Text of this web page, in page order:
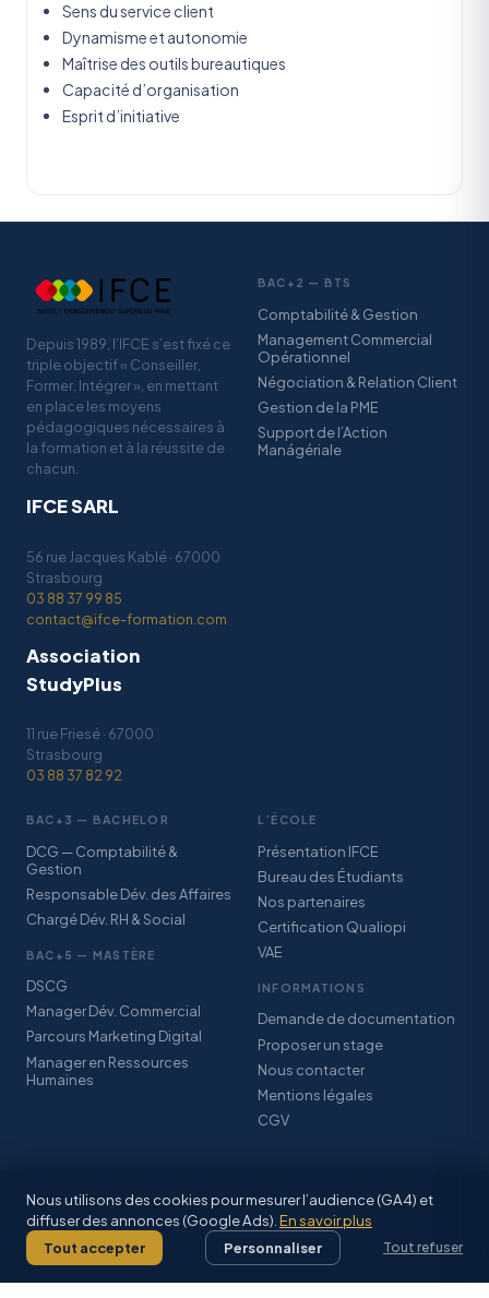
Sens du service client
Dynamisme et autonomie
Maîtrise des outils bureautiques
Capacité d’organisation
Esprit d’initiative
Depuis 1989, l’IFCE s’est fixé ce
triple objectif « Conseiller,
Former, Intégrer », en mettant
en place les moyens
pédagogiques nécessaires à
la formation et à la réussite de
chacun.
IFCE SARL
56 rue Jacques Kablé · 67000
Strasbourg
03 88 37 99 85
contact@ifce-formation.com
Association
StudyPlus
11 rue Friesé · 67000
Strasbourg
03 88 37 82 92
BAC+2 — BTS
Comptabilité & Gestion
Management Commercial
Opérationnel
Négociation & Relation Client
Gestion de la PME
Support de l’Action
Manágériale
BAC+3 — BACHELOR
DCG — Comptabilité &
Gestion
Responsable Dév. des Affaires
Chargé Dév. RH & Social
BAC+5 — MASTÈRE
DSCG
Manager Dév. Commercial
Parcours Marketing Digital
Manager en Ressources
Humaines
L’ÉCOLE
Présentation IFCE
Bureau des Étudiants
Nos partenaires
Certification Qualiopi
VAE
INFORMATIONS
Demande de documentation
Proposer un stage
Nous contacter
Mentions légales
CGV
© IFCE SARL · Association StudyPlus · Certification Qualiopi · CFA
Grand-Est Alsace
Mentions légales
Facebook·Inscriptions 2026–2027
Nous utilisons des cookies pour mesurer l’audience (GA4) et
diffuser des annonces (Google Ads). En savoir plus
Tout accepter Personnaliser Tout refuser